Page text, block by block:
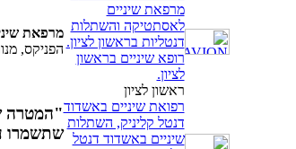
מרפאת שיניים
לאסתטיקה והשתלות
דנטליות בראשון לציון.
רופא שיניים בראשון
לציון.
ראשון לציון
רפואת שיניים באשדוד
דנטל קליניק, השתלות
שיניים באשדוד דנטל
מרפאת
הפניקס,
"המטרה
שתשמרו